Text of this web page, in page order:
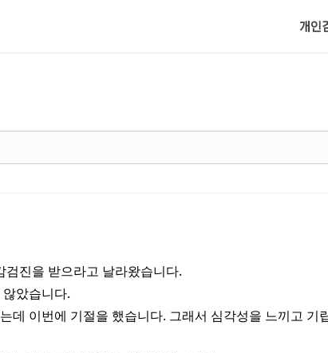
개인
진을 받으라고 날라왔습니다.
았습니다.
데 이번에 기절을 했습니다. 그래서 심각성을 느끼고